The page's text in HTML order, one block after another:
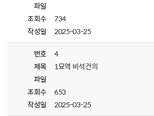
파일
조회수
734
작성일
2025-03-25
번호
4
제목
1묘역 비석건의
파일
조회수
653
작성일
2025-03-25